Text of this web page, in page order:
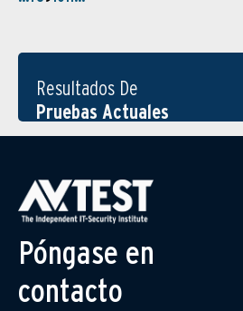
Resultados De
Pruebas Actuales
Póngase en
contacto